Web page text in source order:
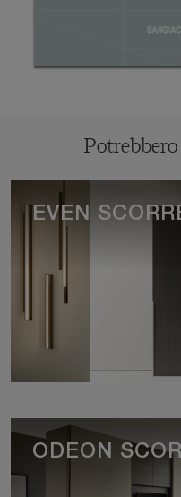
EVEN
ODEON